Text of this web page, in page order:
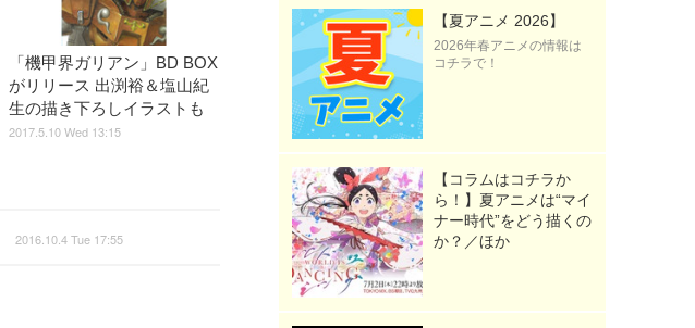
「機甲界ガリアン」BD BOX
がリリース 出渕裕＆塩山紀
生の描き下ろしイラストも
2017.5.10 Wed 13:15
2016.10.4 Tue 17:55
【夏アニメ 2026】
2026年春アニメの情報は
コチラで！
【コラムはコチラか
ら！】夏アニメは“マイ
ナー時代”をどう描くの
か？／ほか